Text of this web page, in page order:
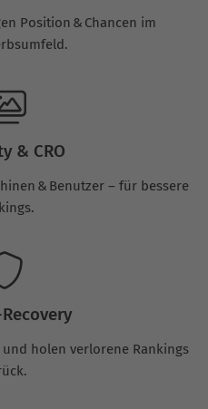
Position & Chancen im
& CRO
& Benutzer – für bessere
holen verlorene Rankings